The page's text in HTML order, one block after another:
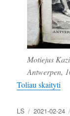
Motiejus
Antwerpen,
Toliau skaityti
Autorius
LS Paskelbta
2021-02-24